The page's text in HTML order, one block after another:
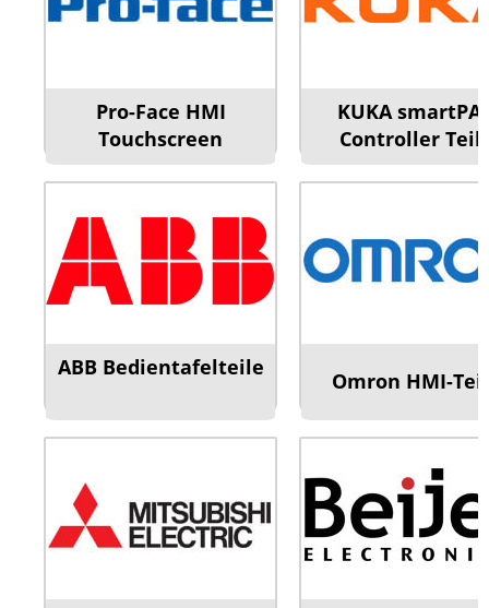
Pro-Face HMI
Touchscreen
KUKA
Controller
ABB Bedientafelteile
Omron HMI-